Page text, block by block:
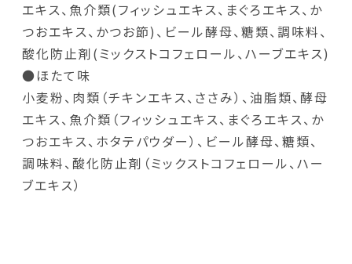
エキス、魚介類(フィッシュエキス、まぐろエキス、か
つおエキス、かつお節)、ビール酵母、糖類、調味料、
酸化防止剤(ミックストコフェロール、ハーブエキス)
●ほたて味
小麦粉、肉類（チキンエキス、ささみ）、油脂類、酵母
エキス、魚介類（フィッシュエキス、まぐろエキス、か
つおエキス、ホタテパウダー）、ビール酵母、糖類、
調味料、酸化防止剤（ミックストコフェロール、ハー
ブエキス）